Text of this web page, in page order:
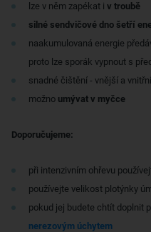
lze v něm zapékat i v troubě
silné sendvičové dno šetří
naakumulovaná energie
proto lze sporák vypnout s
snadné čištění - vnější a
možno umývat v myčce
Doporučujeme:
při intenzivním ohřevu
používejte velikost plotýnky
pokud jej budete chtít doplnit
nerezovým úchytem